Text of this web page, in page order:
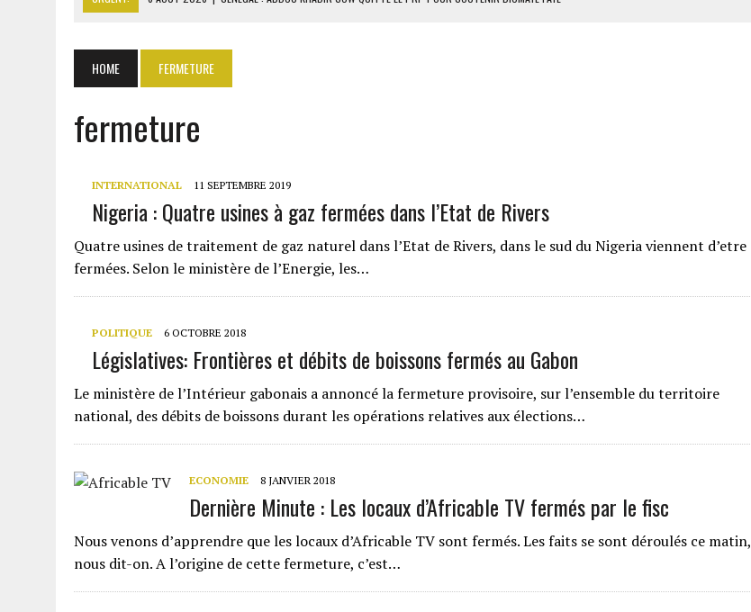
6 AOÛT 2026 | RWANDA : LES MÉNAGES APPELÉS À DEVENIR PRODUCTEURS D’ÉLECTRICITÉ SOLAIRE
HOME FERMETURE
fermeture
INTERNATIONAL 11 SEPTEMBRE 2019
Nigeria : Quatre usines à gaz fermées dans l’Etat de Rivers
Quatre usines de traitement de gaz naturel dans l’Etat de Rivers, dans le sud du Nigeria viennent d’etre
fermées. Selon le ministère de l’Energie, les…
POLITIQUE 6 OCTOBRE 2018
Législatives: Frontières et débits de boissons fermés au Gabon
Le ministère de l’Intérieur gabonais a annoncé la fermeture provisoire, sur l’ensemble du territoire
national, des débits de boissons durant les opérations relatives aux élections…
ECONOMIE 8 JANVIER 2018
Dernière Minute : Les locaux d’Africable TV fermés par le fisc
Nous venons d’apprendre que les locaux d’Africable TV sont fermés. Les faits se sont déroulés ce matin,
nous dit-on. A l’origine de cette fermeture, c’est…